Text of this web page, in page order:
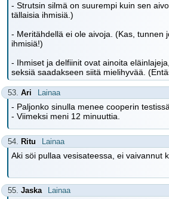
- Strutsin silmä on suurempi kuin sen
tällaisia ihmisiä.)
- Meritähdellä ei ole aivoja. (Kas, tunnen
ihmisiä!)
- Ihmiset ja delfiinit ovat ainoita
seksiä saadakseen siitä mielihyvää.
53. Ari Lainaa
- Paljonko sinulla menee cooperin
- Viimeksi meni 12 minuuttia.
54. Ritu Lainaa
Aki söi pullaa vesisateessa, ei vaivannut
55. Jaska Lainaa